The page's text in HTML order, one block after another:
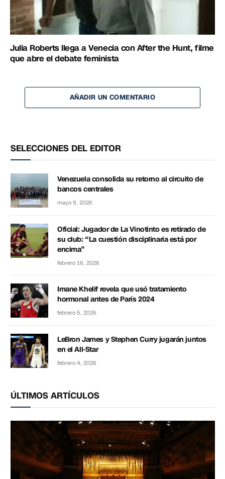
Julia Roberts llega a Venecia con After the Hunt, filme
que abre el debate feminista
AÑADIR UN COMENTARIO
SELECCIONES DEL EDITOR
Venezuela consolida su retorno al circuito de
bancos centrales
mayo 9, 2026
Oficial: Jugador de La Vinotinto es retirado de
su club: “La cuestión disciplinaria está por
encima”
febrero 16, 2026
Imane Khelif revela que usó tratamiento
hormonal antes de París 2024
febrero 5, 2026
LeBron James y Stephen Curry jugarán juntos
en el All-Star
febrero 4, 2026
ÚLTIMOS ARTÍCULOS